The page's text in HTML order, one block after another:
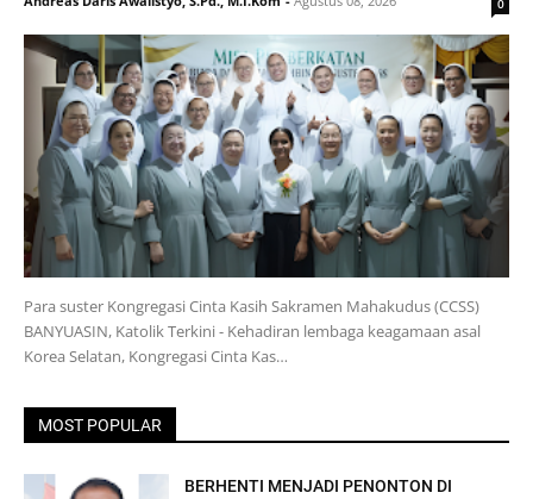
0
Para suster Kongregasi Cinta Kasih Sakramen Mahakudus (CCSS)
BANYUASIN, Katolik Terkini - Kehadiran lembaga keagamaan asal
Korea Selatan, Kongregasi Cinta Kas…
MOST POPULAR
BERHENTI MENJADI PENONTON DI